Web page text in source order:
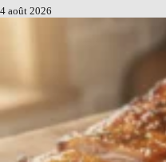
4 août 2026